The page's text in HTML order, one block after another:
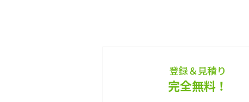
登録＆見積り
完全無料！